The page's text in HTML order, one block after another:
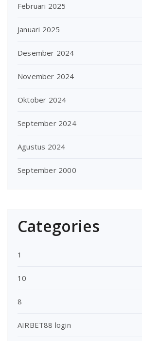
Februari 2025
Januari 2025
Desember 2024
November 2024
Oktober 2024
September 2024
Agustus 2024
September 2000
Categories
1
10
8
AIRBET88 login